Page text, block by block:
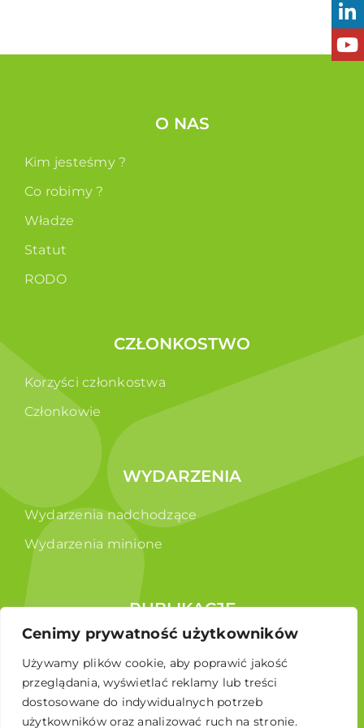
Cenimy prywatność użytkowników
Używamy plików cookie, aby poprawić jakość
przeglądania, wyświetlać reklamy lub treści
dostosowane do indywidualnych potrzeb
użytkowników oraz analizować ruch na stronie.
O NAS
Kim jesteśmy ?
Co robimy ?
Władze
Statut
RODO
CZŁONKOSTWO
Korzyści członkostwa
Członkowie
WYDARZENIA
Wydarzenia nadchodzące
Wydarzenia minione
PUBLIKACJE
Raporty
Broszura edukacyjna